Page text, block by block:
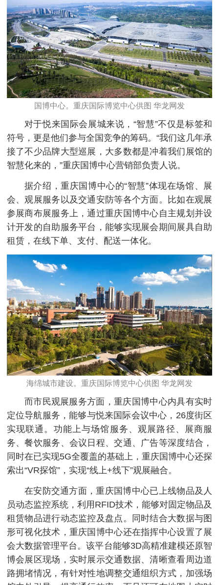
国博中心。重庆国际博览中心供图 华龙网发
对于悦来国际会展城来说，“智慧”不仅是标签和
符号，更是他们参与全国竞争的筹码。“我们这几年承
接了不少品牌大型巡展，大多数都是冲着我们展馆的
智慧化来的，”重庆国博中心营销部负责人说。
据介绍，重庆国博中心的“智慧”体现在场馆、展
会、观展服务以及交通安防等各个方面。比如在观展
参展商布展服务上，通过重庆国博中心自主规划并设
计开发的自助服务平台，能够实现展会期间展具自助
租赁，在线下单、支付、配送一体化。
海绵城市建设。重庆国际博览中心供图 华龙网发
而市民观展服务方面，重庆国博中心内具有实时
定位导航服务，能够与悦来国际会议中心，26度街区
实现联通。功能上与场馆服务、观展路径、展商服
务、餐饮服务、会议日程、交通、广告等深度结合，
同时在已实现5G全覆盖的基础上，重庆国博中心还探
索出“VR探馆”，实现“线上+线下”观展融合。
在安防交通方面，重庆国博中心已上线物品及人
员动态监控系统，利用RFID技术，能够对固定物品及
租赁物品进行动态监控及盘点。同时结合大数据与图
形可视化技术，重庆国博中心还在指挥中心设置了展
会大数据管理平台。该平台能够3D高精准建模还原智
博会展区现场，实时展示交通数据、清晰查看周边道
路拥堵情况，有针对性地调整交通组织方式，加强场